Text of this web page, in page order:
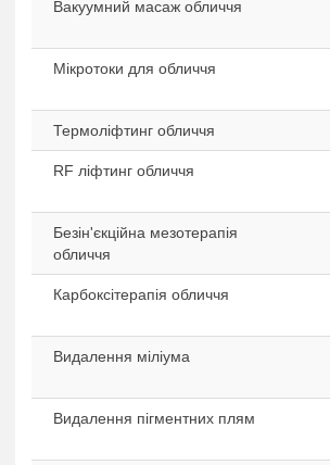
Вакуумний масаж обличчя
Мікротоки для обличчя
Термоліфтинг обличчя
RF ліфтинг обличчя
Безін'єкційна мезотерапія
обличчя
Карбоксітерапія обличчя
Видалення міліума
Видалення пігментних плям